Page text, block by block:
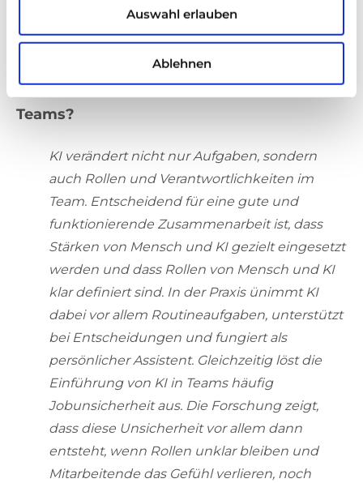
Auswahl erlauben
Ablehnen
darüber, ob Mitarbeitende ihr vertrauen.
Wie verändert KI Zusammenarbeit in
Teams?
KI verändert nicht nur Aufgaben, sondern
auch Rollen und Verantwortlichkeiten im
Team. Entscheidend für eine gute und
funktionierende Zusammenarbeit ist, dass
Stärken von Mensch und KI gezielt eingesetzt
werden und dass Rollen von Mensch und KI
klar definiert sind. In der Praxis ünimmt KI
dabei vor allem Routineaufgaben, unterstützt
bei Entscheidungen und fungiert als
persönlicher Assistent. Gleichzeitig löst die
Einführung von KI in Teams häufig
Jobunsicherheit aus. Die Forschung zeigt,
dass diese Unsicherheit vor allem dann
entsteht, wenn Rollen unklar bleiben und
Mitarbeitende das Gefühl verlieren, noch